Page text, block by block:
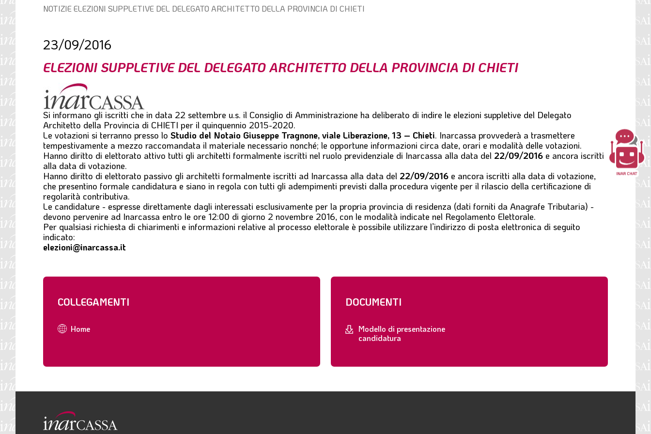
e
Percorso
NOTIZIEELEZIONI SUPPLETIVE DEL DELEGATO ARCHITETTO DELLA PROVINCIA DI CHIETI
23/09/2016
ELEZIONI SUPPLETIVE DEL DELEGATO ARCHITETTO DELLA PROVINCIA DI CHIETI
Si informano gli iscritti che in data 22 settembre u.s. il Consiglio di Amministrazione ha deliberato di indire le elezioni suppletive del Delegato
Architetto della Provincia di CHIETI per il quinquennio 2015-2020.
Le votazioni si terranno presso lo Studio del Notaio Giuseppe Tragnone, viale Liberazione, 13 – Chieti. Inarcassa provvederà a trasmettere
tempestivamente a mezzo raccomandata il materiale necessario nonché; le opportune informazioni circa date, orari e modalità delle votazioni.
Hanno diritto di elettorato attivo tutti gli architetti formalmente iscritti nel ruolo previdenziale di Inarcassa alla data del 22/09/2016 e ancora iscritti
alla data di votazione.
Hanno diritto di elettorato passivo gli architetti formalmente iscritti ad Inarcassa alla data del 22/09/2016 e ancora iscritti alla data di votazione,
che presentino formale candidatura e siano in regola con tutti gli adempimenti previsti dalla procedura vigente per il rilascio della certificazione di
regolarità contributiva.
Le candidature - espresse direttamente dagli interessati esclusivamente per la propria provincia di residenza (dati forniti da Anagrafe Tributaria) -
devono pervenire ad Inarcassa entro le ore 12:00 di giorno 2 novembre 2016, con le modalità indicate nel Regolamento Elettorale.
Per qualsiasi richiesta di chiarimenti e informazioni relative al processo elettorale è possibile utilizzare l’indirizzo di posta elettronica di seguito
indicato:
elezioni@inarcassa.it
COLLEGAMENTI
Home
DOCUMENTI
Modello di presentazione
candidatura